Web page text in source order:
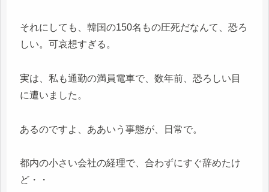
それにしても、韓国の150名もの圧死だなんて、恐ろ
しい。可哀想すぎる。
実は、私も通勤の満員電車で、数年前、恐ろしい目
に遭いました。
あるのですよ、ああいう事態が、日常で。
都内の小さい会社の経理で、合わずにすぐ辞めたけ
ど・・